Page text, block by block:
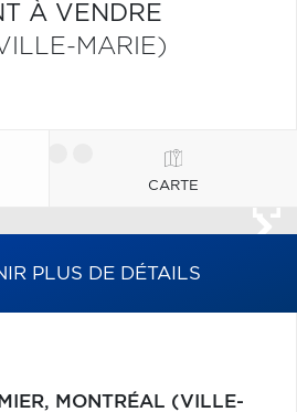
À VENDRE
MARIE)
CARTE
PLUS DE DÉTAILS
MONTRÉAL (VILLE-